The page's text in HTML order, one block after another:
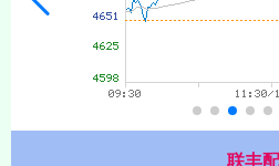
联丰